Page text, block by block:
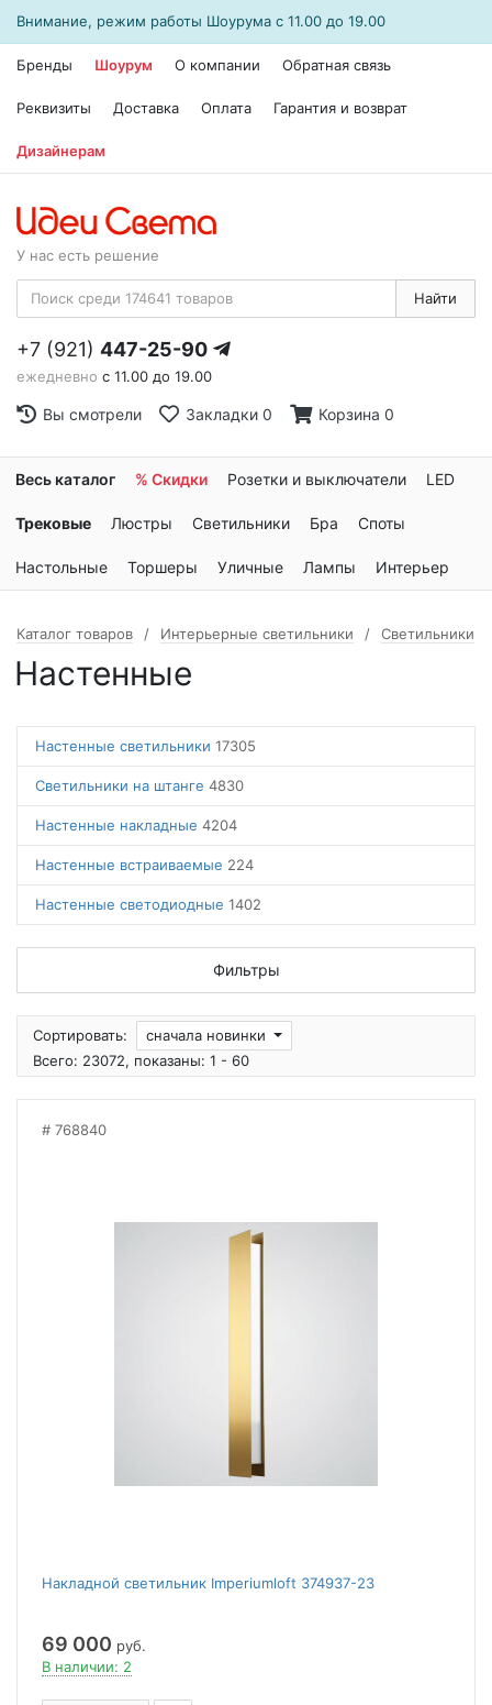
Внимание, режим работы Шоурума с 11.00 до 19.00
Бренды Шоурум О компании Обратная связь
Реквизиты Доставка Оплата Гарантия и возврат
Дизайнерам
У нас есть решение
Найти
+7 (921) 447-25-90
ежедневно с 11.00 до 19.00
Вы смотрели Закладки 0 Корзина 0
Весь каталог % Скидки Розетки и выключатели LED
Трековые Люстры Светильники Бра Споты
Настольные Торшеры Уличные Лампы Интерьер
Каталог товаров Интерьерные светильники Светильники
Настенные
Настенные светильники 17305
Светильники на штанге 4830
Настенные накладные 4204
Настенные встраиваемые 224
Настенные светодиодные 1402
Фильтры
Сортировать:
сначала новинки
Всего: 23072, показаны: 1 - 60
768840
Накладной светильник Imperiumloft 374937-23
69 000 руб.
В наличии: 2